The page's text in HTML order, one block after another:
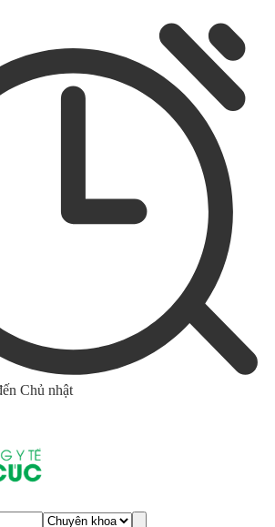
Chủ nhật